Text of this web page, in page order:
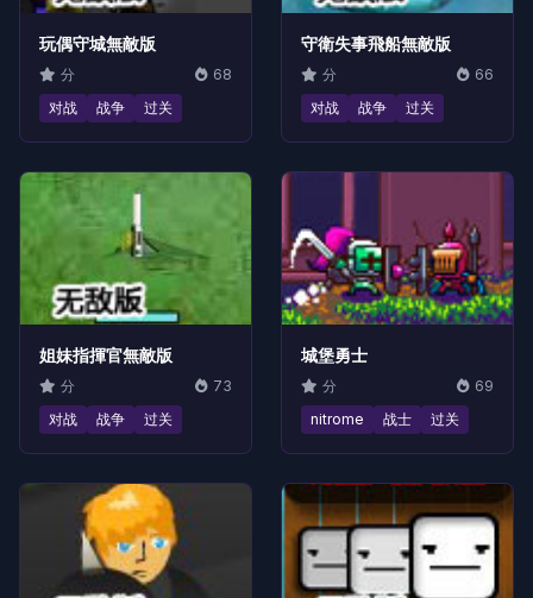
玩偶守城無敵版
分
68
对战
战争 过关
守衛失事飛船無敵版
分
66
对战
战争 过关
姐妹指揮官無敵版
分
73
对战
战争 过关
城堡勇士
分
69
nitrome
战士 过关